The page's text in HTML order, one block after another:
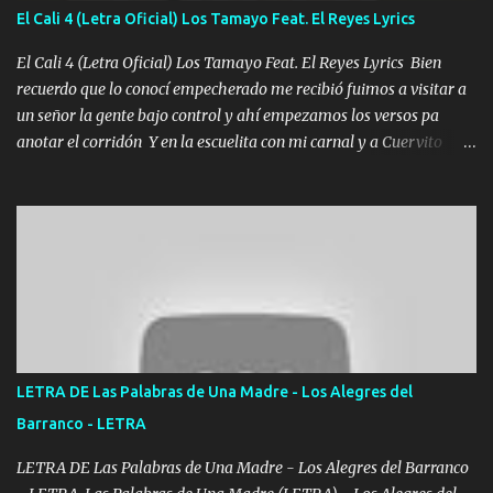
aunque ustedes no sepan Pero la vida es muy corta Hay que
echarle chingazos Y seguir trabajando porque nada es...
El Cali 4 (Letra Oficial) Los Tamayo Feat. El Reyes Lyrics
El Cali 4 (Letra Oficial) Los Tamayo Feat. El Reyes Lyrics Bien
recuerdo que lo conocí empecherado me recibió fuimos a visitar a
un señor la gente bajo control y ahí empezamos los versos pa
anotar el corridón Y en la escuelita con mi carnal y a Cuervito
verde se le extraña pa que sepan Aquí Pura GENTE DE LA RANA 🐸
POR CLAVE ES EL CALI 4 EN LA CIUDAD TIJUANA Música Al
tirante andamos mi carnal atento a cualquier necesidad no porque
se ve limpio el camino nos confiamos al andar y nunca con la
misma piedra me vuelvo a tropezar Cuando ando de enamorado
en corto me tiró a per...
LETRA DE Las Palabras de Una Madre - Los Alegres del
Barranco - LETRA
LETRA DE Las Palabras de Una Madre - Los Alegres del Barranco